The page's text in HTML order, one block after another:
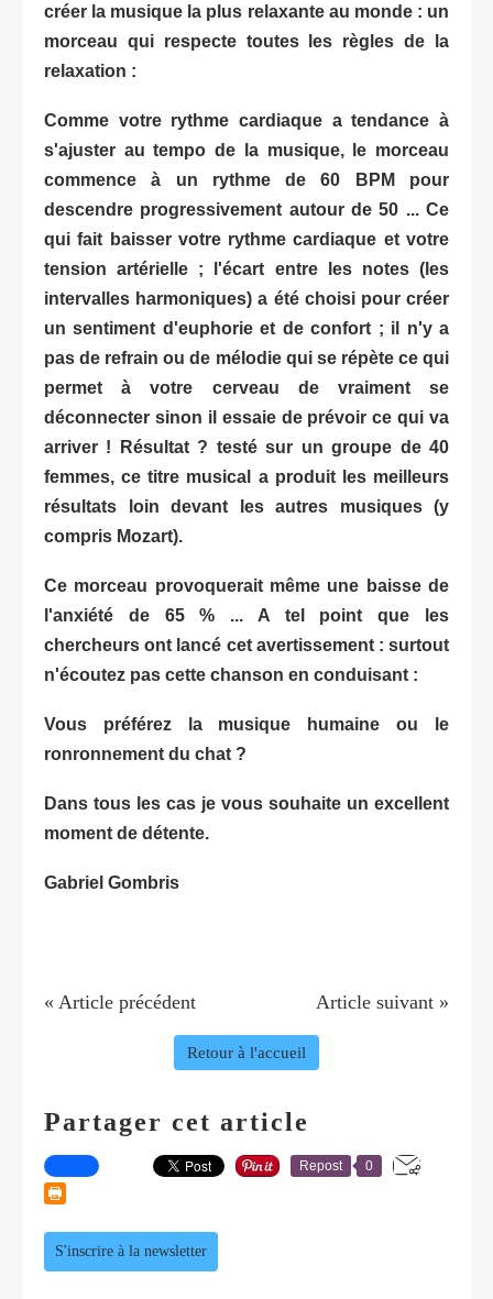
créer la musique la plus relaxante au monde : un
morceau qui respecte toutes les règles de la
relaxation :
Comme votre rythme cardiaque a tendance à
s'ajuster au tempo de la musique, le morceau
commence à un rythme de 60 BPM pour
descendre progressivement autour de 50 ... Ce
qui fait baisser votre rythme cardiaque et votre
tension artérielle ; l'écart entre les notes (les
intervalles harmoniques) a été choisi pour créer
un sentiment d'euphorie et de confort ; il n'y a
pas de refrain ou de mélodie qui se répète ce qui
permet à votre cerveau de vraiment se
déconnecter sinon il essaie de prévoir ce qui va
arriver ! Résultat ? testé sur un groupe de 40
femmes, ce titre musical a produit les meilleurs
résultats
loin devant les autres musiques (y
compris Mozart).
Ce morceau provoquerait même une baisse de
l'anxiété de 65 % ... A tel point que les
chercheurs ont lancé cet avertissement : surtout
n'écoutez pas cette chanson en conduisant :
Vous préférez la musique humaine ou le
ronronnement du chat ?
Dans tous les cas je vous souhaite un excellent
moment de détente.
Gabriel Gombris
« Article précédent Article suivant »
Retour à l'accueil
Partager cet article
Repost 0
S'inscrire à la newsletter